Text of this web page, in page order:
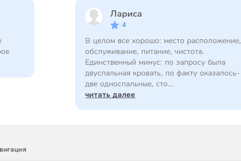
Лариса
4
В целом все хорошо: место расположение,
обслуживание, питание, чистота.
Единственный минус: по запросу была
двуспальная кровать, по факту оказалось-
две односпальные, сто...
читать далее